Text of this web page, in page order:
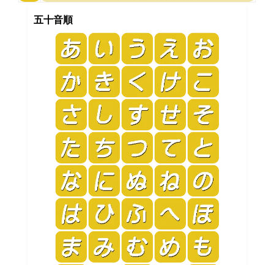
五十音順